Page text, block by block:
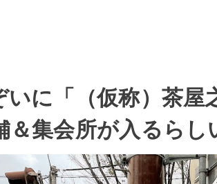
いに「（仮称）茶屋
＆集会所が入るらし